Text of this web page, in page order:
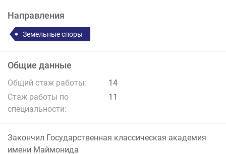
Направления
Земельные споры
Общие данные
Общий стаж работы:
14
Стаж работы по
специальности:
11
Закончил Государственная классическая академия
имени Маймонида